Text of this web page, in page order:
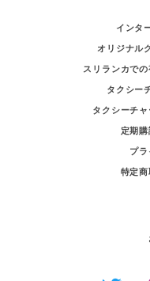
インタ
オリジナル
スリランカで
タクシー
タクシーチ
定期
プ
特定